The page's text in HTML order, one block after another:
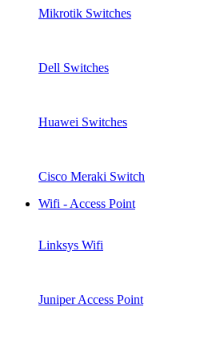
Mikrotik Switches
Dell Switches
Huawei Switches
Cisco Meraki Switch
Wifi - Access Point
Linksys Wifi
Juniper Access Point